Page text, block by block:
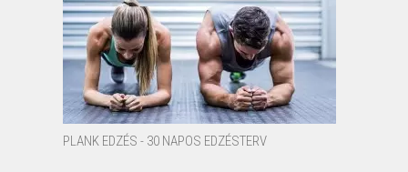
PLANK EDZÉS - 30 NAPOS EDZÉSTERV